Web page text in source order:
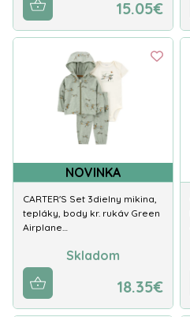
15.05€
NOVINKA
CARTER'S Set 3dielny mikina,
tepláky, body kr. rukáv Green
Airplane…
Skladom
18.35€